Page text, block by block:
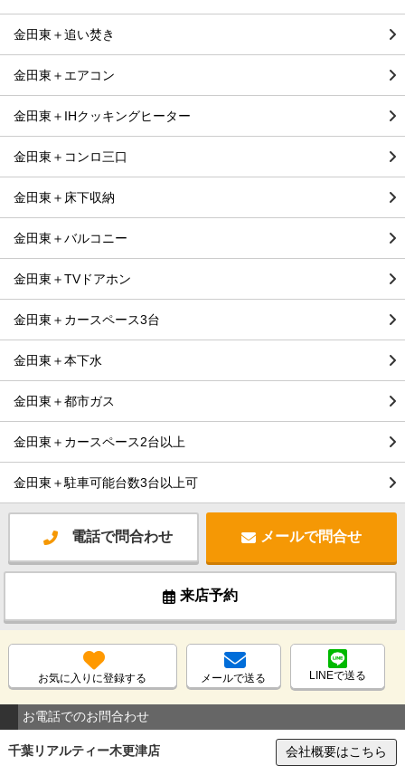
金田東＋追い焚き
金田東＋エアコン
金田東＋IHクッキングヒーター
金田東＋コンロ三口
金田東＋床下収納
金田東＋バルコニー
金田東＋TVドアホン
金田東＋カースペース3台
金田東＋本下水
金田東＋都市ガス
金田東＋カースペース2台以上
金田東＋駐車可能台数3台以上可
電話で問合わせ メールで問合せ
来店予約
お気に入りに登録する メールで送る LINEで送る
お電話でのお問合わせ
千葉リアルティー木更津店 会社概要はこちら